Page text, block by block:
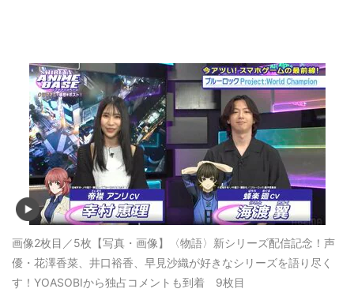
画像2枚目／5枚 【写真・画像】〈物語〉新シリーズ配信記念！声
優・花澤香菜、井口裕香、早見沙織が好きなシリーズを語り尽く
す！YOASOBIから独占コメントも到着 9枚目